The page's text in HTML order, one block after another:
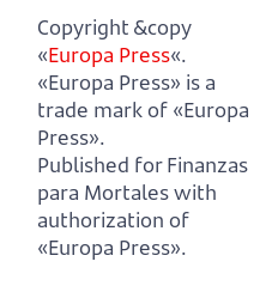
Copyright &copy
«Europa Press«.
«Europa Press» is a
trade mark of «Europa
Press».
Published for Finanzas
para Mortales with
authorization of
«Europa Press».